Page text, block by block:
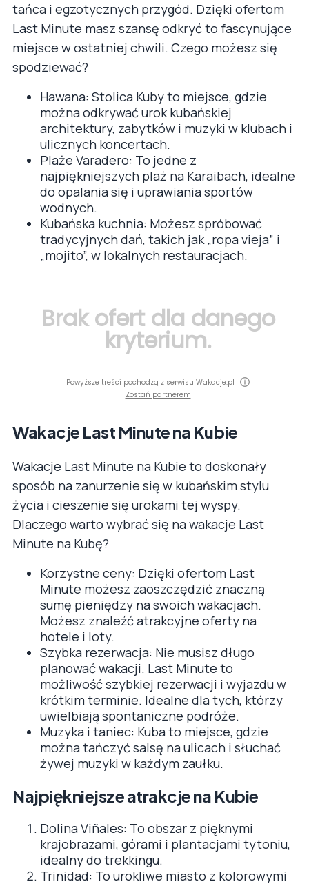
tańca i egzotycznych przygód. Dzięki ofertom
Last Minute masz szansę odkryć to fascynujące
miejsce w ostatniej chwili. Czego możesz się
spodziewać?
Hawana: Stolica Kuby to miejsce, gdzie
można odkrywać urok kubańskiej
architektury, zabytków i muzyki w klubach i
ulicznych koncertach.
Plaże Varadero: To jedne z
najpiękniejszych plaż na Karaibach, idealne
do opalania się i uprawiania sportów
wodnych.
Kubańska kuchnia: Możesz spróbować
tradycyjnych dań, takich jak „ropa vieja” i
„mojito”, w lokalnych restauracjach.
Brak ofert dla danego
kryterium.
Powyższe treści pochodzą z serwisu Wakacje.pl
Zostań partnerem
Wakacje Last Minute na Kubie
Wakacje Last Minute na Kubie to doskonały
sposób na zanurzenie się w kubańskim stylu
życia i cieszenie się urokami tej wyspy.
Dlaczego warto wybrać się na wakacje Last
Minute na Kubę?
Korzystne ceny: Dzięki ofertom Last
Minute możesz zaoszczędzić znaczną
sumę pieniędzy na swoich wakacjach.
Możesz znaleźć atrakcyjne oferty na
hotele i loty.
Szybka rezerwacja: Nie musisz długo
planować wakacji. Last Minute to
możliwość szybkiej rezerwacji i wyjazdu w
krótkim terminie. Idealne dla tych, którzy
uwielbiają spontaniczne podróże.
Muzyka i taniec: Kuba to miejsce, gdzie
można tańczyć salsę na ulicach i słuchać
żywej muzyki w każdym zaułku.
Najpiękniejsze atrakcje na Kubie
Dolina Viñales: To obszar z pięknymi
krajobrazami, górami i plantacjami tytoniu,
idealny do trekkingu.
Trinidad: To urokliwe miasto z kolorowymi